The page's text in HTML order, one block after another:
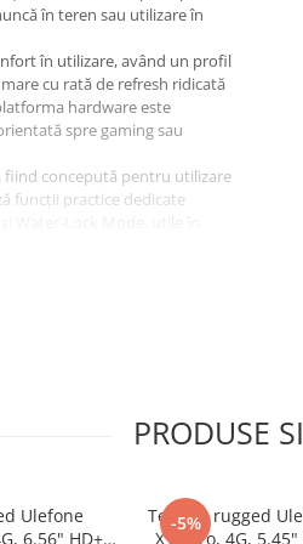
în teren sau utilizare în
în utilizare, având un profil
cu rată de refresh ridicată
hardware este
spre gaming sau
concepută pentru utilizare
funcții practice dedicate
la o experiență
PRODUSE
Ulefone
6.56" HD+,
-5%
Telefon rugged
X12 Pro, 4G,